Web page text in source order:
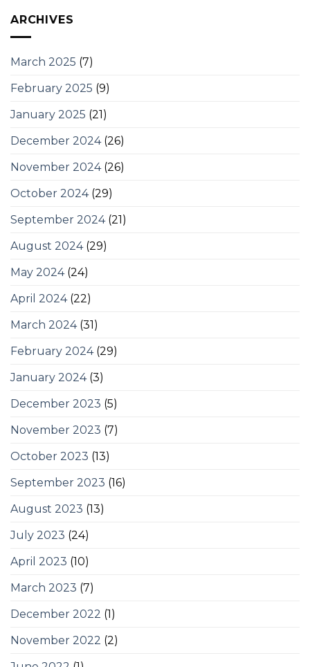
ARCHIVES
March 2025 (7)
February 2025 (9)
January 2025 (21)
December 2024(26)
November 2024(26)
October 2024(29)
September 2024(21)
August 2024(29)
May 2024(24)
April 2024(22)
March 2024(31)
February 2024(29)
January 2024(3)
December 2023 (5)
November 2023 (7)
October 2023 (13)
September 2023 (16)
August 2023 (13)
July 2023 (24)
April 2023 (10)
March 2023 (7)
December 2022 (1)
November 2022 (2)